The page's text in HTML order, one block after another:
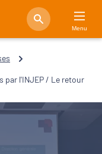
Menu
par l'INJEP / Le retour